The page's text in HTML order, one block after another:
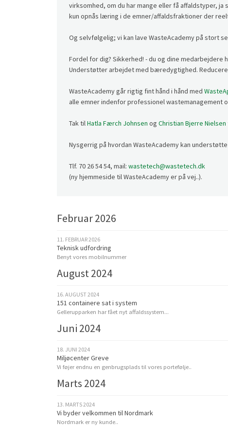
virksomhed, om du har mange eller få affaldstyper,
kun opnås læring i de emner/affaldsfraktioner der
Og selvfølgelig; vi kan lave WasteAcademy på stort
Fordel for dig? Sikkerhed! - du og dine
Understøtter arbejdet med bæredygtighed.
WasteAcademy går rigtig fint hånd i hånd med
alle emner indenfor professionel
Tak tilHatla Færch Johnsen og Christian Bjerre Nielsen
Nysgerrig på hvordan WasteAcademy kan
Tlf. 70 26 54 54, mail: wastetech@wastetech.dk
(ny hjemmeside til WasteAcademy er på vej..).
Februar 2026
11. FEBRUAR 2026
Teknisk udfordring
Benyt vores mobilnummer
August 2024
16. AUGUST 2024
151 containere sat i system
Gellerupparken har fået nyt affaldssystem...
Juni 2024
18. JUNI 2024
Miljøcenter Greve
Vi føjer endnu en genbrugsplads til vores portefølje..
Marts 2024
13. MARTS 2024
Vi byder velkommen til Nordmark
Nordmark er ny kunde..